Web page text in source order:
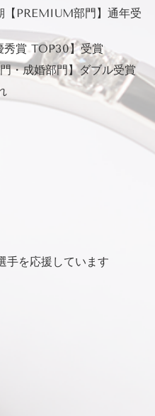
PREMIUM部門】通年受
賞 TOP30】受賞
・成婚部門】ダブル受賞
手を応援しています